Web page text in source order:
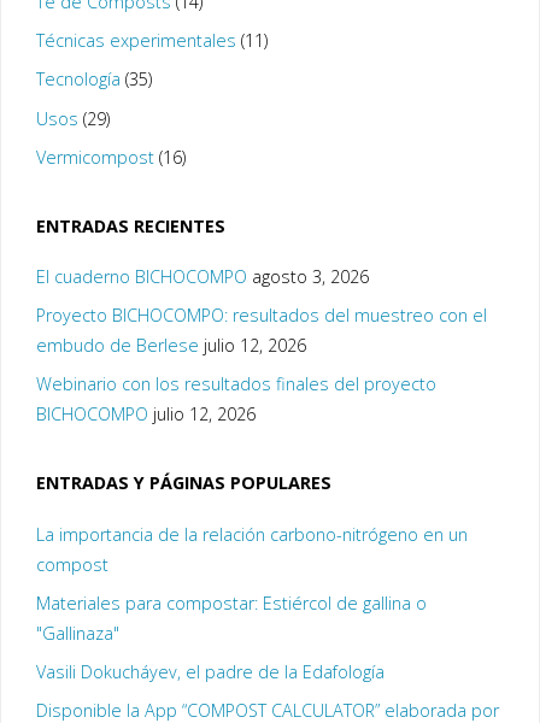
Técnicas experimentales (11)
Tecnología (35)
Usos (29)
Vermicompost(16)
ENTRADAS RECIENTES
El cuaderno BICHOCOMPO agosto 3, 2026
Proyecto BICHOCOMPO: resultados del muestreo con el
embudo de Berlese julio 12, 2026
Webinario con los resultados finales del proyecto
BICHOCOMPO julio 12, 2026
ENTRADAS Y PÁGINAS POPULARES
La importancia de la relación carbono-nitrógeno en un
compost
Materiales para compostar: Estiércol de gallina o
"Gallinaza"
Vasili Dokucháyev, el padre de la Edafología
Disponible la App “COMPOST CALCULATOR” elaborada por